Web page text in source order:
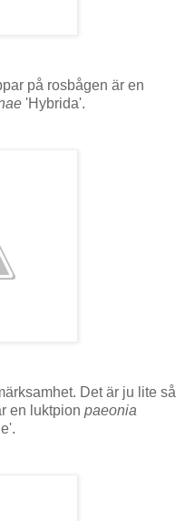
på rosbågen är en
'Hybrida'.
Det är ju lite så
en luktpion paeonia